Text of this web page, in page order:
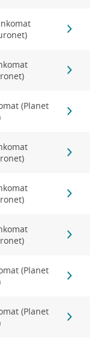
(Planet
(Planet
(Planet